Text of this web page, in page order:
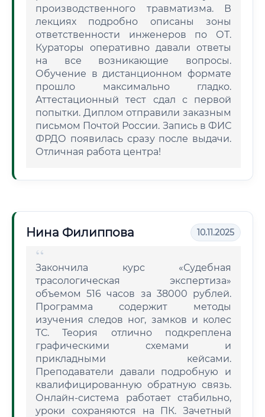
производственного травматизма. В
лекциях подробно описаны зоны
ответственности инженеров по ОТ.
Кураторы оперативно давали ответы
на все возникающие вопросы.
Обучение в дистанционном формате
прошло максимально гладко.
Аттестационный тест сдал с первой
попытки. Диплом отправили заказным
письмом Почтой России. Запись в ФИС
ФРДО появилась сразу после выдачи.
Отличная работа центра!
Нина Филиппова 10.11.2025
Закончила курс «Судебная
трасологическая экспертиза»
объемом 516 часов за 38000 рублей.
Программа содержит методы
изучения следов ног, замков и колес
ТС. Теория отлично подкреплена
графическими схемами и
прикладными кейсами.
Преподаватели давали подробную и
квалифицированную обратную связь.
Онлайн-система работает стабильно,
уроки сохраняются на ПК. Зачетный